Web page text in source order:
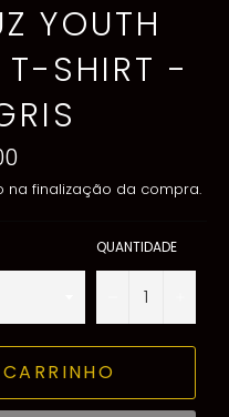
YOUTH
T-SHIRT -
na finalização da compra.
QUANTIDADE